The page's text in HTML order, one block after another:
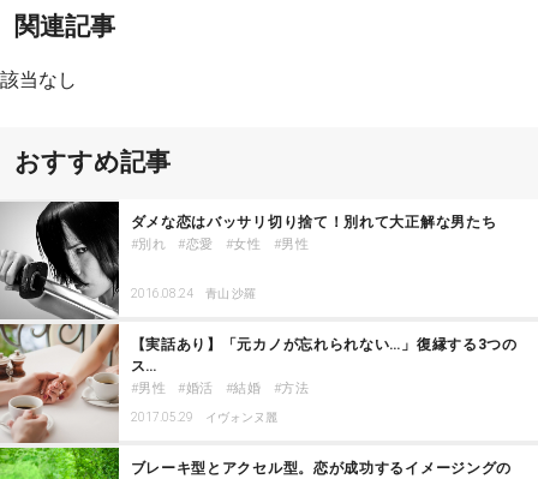
関連記事
該当なし
おすすめ記事
ダメな恋はバッサリ切り捨て！別れて大正解な男たち
別れ 恋愛 女性 男性
2016.08.24 青山 沙羅
【実話あり】「元カノが忘れられない…」復縁する3つの
ス…
男性 婚活 結婚 方法
2017.05.29 イヴォンヌ麗
ブレーキ型とアクセル型。恋が成功するイメージングの